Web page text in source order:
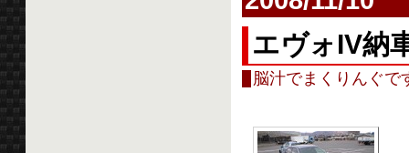
エヴォIV納
脳汁でまくりんぐで